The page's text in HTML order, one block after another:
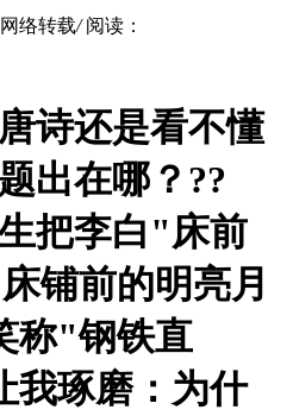
络转载/ 阅读：
诗还是看不懂
出在哪？??
把李白"床前
铺前的明亮月
称"钢铁直
我琢磨：为什